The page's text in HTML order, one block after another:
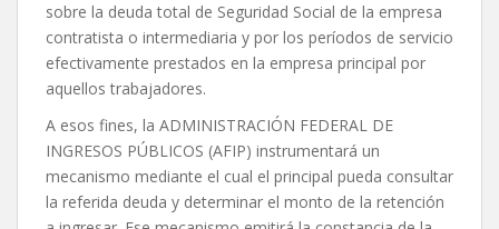
sobre la deuda total de Seguridad Social de la empresa
contratista o intermediaria y por los períodos de servicio
efectivamente prestados en la empresa principal por
aquellos trabajadores.
A esos fines, la ADMINISTRACIÓN FEDERAL DE
INGRESOS PÚBLICOS (AFIP) instrumentará un
mecanismo mediante el cual el principal pueda consultar
la referida deuda y determinar el monto de la retención